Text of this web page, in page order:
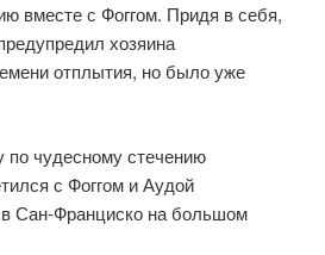
вместе с Фоггом. Придя в себя,
хозяина
отплытия, но было уже
по чудесному стечению
с Фоггом и Аудой
Сан-Франциско на большом